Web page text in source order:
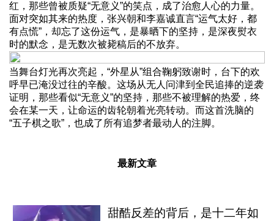
红，那些曾被质疑“无意义”的笑点，成了治愈人心的力量。
面对突如其来的热度，张兴朝和李嘉诚直言“运气太好，都
有点慌”，却忘了这份运气，是暴晒下的坚持，是深夜熨衣
时的默念，是无数次被毙稿后的不放弃。
当舞台灯光再次亮起，“外星从”组合鞠躬致谢时，台下的欢
呼早已淹没过往的辛酸。这场从无人问津到全民追捧的逆袭
证明，那些看似“无意义”的坚持，那些不被理解的热爱，终
会在某一天，让命运的齿轮朝着光亮转动。而这首洗脑的
“五子棋之歌”，也成了所有追梦者最动人的注脚。
最新文章
甜酷反差的背后，是十二年如